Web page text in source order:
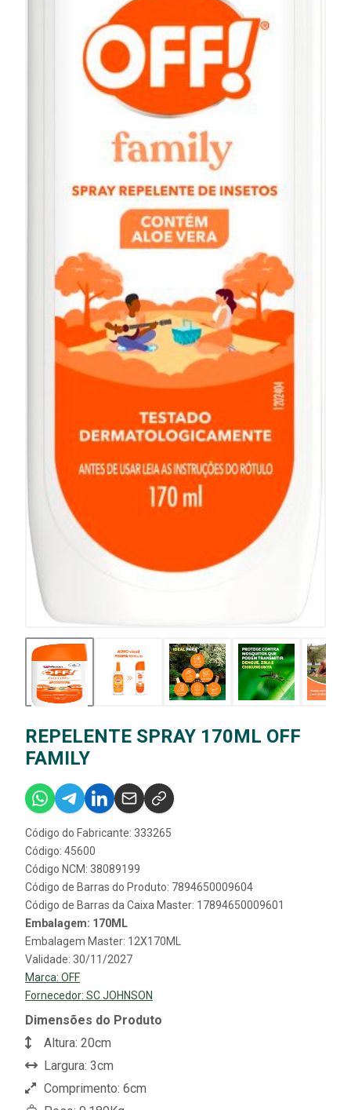
REPELENTE SPRAY 170ML OFF
FAMILY
Código do Fabricante: 333265
Código: 45600
Código NCM: 38089199
Código de Barras do Produto: 7894650009604
Código de Barras da Caixa Master: 17894650009601
Embalagem: 170ML
Embalagem Master: 12X170ML
Validade: 30/11/2027
Marca: OFF
Fornecedor: SC JOHNSON
Dimensões do Produto
Altura: 20cm
Largura: 3cm
Comprimento: 6cm